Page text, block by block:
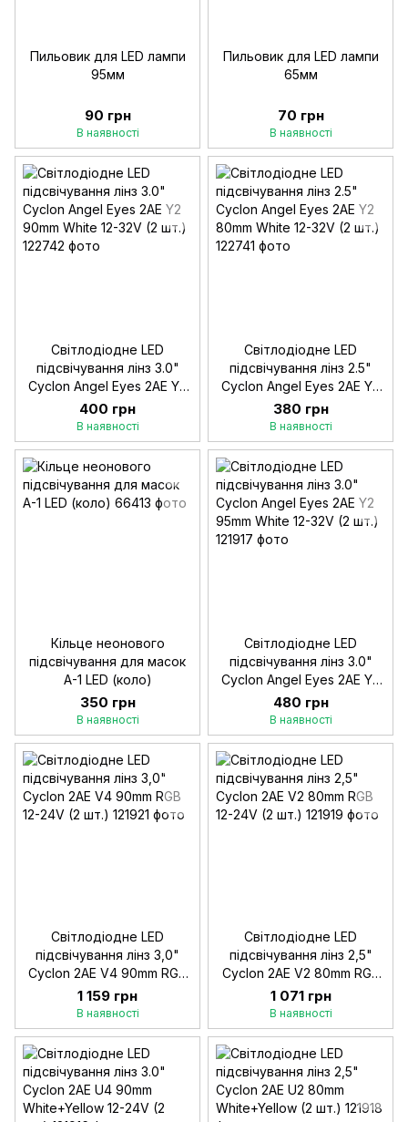
Пильовик для LED лампи
95мм
90 грн
В наявності
Пильовик для LED лампи
65мм
70 грн
В наявності
Світлодіодне LED
підсвічування лінз 3.0"
Cyclon Angel Eyes 2AE Y2
90mm White 12-32V (2 шт.)
400 грн
В наявності
Світлодіодне LED
підсвічування лінз 2.5"
Cyclon Angel Eyes 2AE Y2
80mm White 12-32V (2 шт.)
380 грн
В наявності
Кільце неонового
підсвічування для масок
A-1 LED (коло)
350 грн
В наявності
Світлодіодне LED
підсвічування лінз 3.0"
Cyclon Angel Eyes 2AE Y2
95mm White 12-32V (2 шт.)
480 грн
В наявності
Світлодіодне LED
підсвічування лінз 3,0"
Cyclon 2AE V4 90mm RGB
12-24V (2 шт.)
1 159 грн
В наявності
Світлодіодне LED
підсвічування лінз 2,5"
Cyclon 2AE V2 80mm RGB
12-24V (2 шт.)
1 071 грн
В наявності